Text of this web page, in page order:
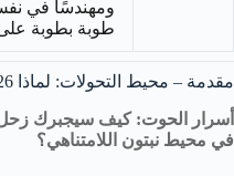
ومهندسًا في
طوبة بطوبة
مقدمة – محيط التحولات: لماذا 2026 هو العام الأكثر أهمية في حياتك؟
أسرار الحوت: كيف سيجبرك زحل
في محيط نبتون اللامتناهي؟